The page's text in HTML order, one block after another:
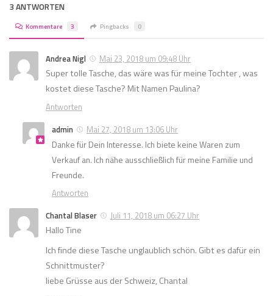
3 ANTWORTEN
Kommentare 3 Pingbacks 0
Andrea Nigl Mai 23, 2018 um 09:48 Uhr
Super tolle Tasche, das wäre was für meine Tochter , was
kostet diese Tasche? Mit Namen Paulina?
Antworten
admin
Mai 27, 2018 um 13:06 Uhr
Danke für Dein Interesse. Ich biete keine Waren zum
Verkauf an. Ich nähe ausschließlich für meine Familie und
Freunde.
Antworten
Chantal Blaser
Juli 11, 2018 um 06:27 Uhr
Hallo Tine
Ich finde diese Tasche unglaublich schön. Gibt es dafür ein
Schnittmuster?
liebe Grüsse aus der Schweiz, Chantal